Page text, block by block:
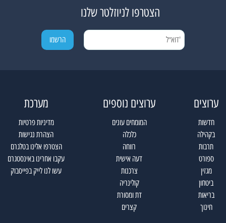
הצטרפו לניוזלטר שלנו
ערוצים
חדשות
בקהילה
תרבות
ספורט
מגזין
ביטחון
בריאות
חינוך
ערוצים נוספים
המומחים עונים
כלכלה
רווחה
דעה אישית
צרכנות
קולינריה
דת ומסורת
קצרים
מערכת
מדיניות פרטיות
הצהרת נגישות
הצטרפו אלינו בטלגרם
עקבו אחרינו באינסטגרם
עשו לנו לייק בפייסבוק